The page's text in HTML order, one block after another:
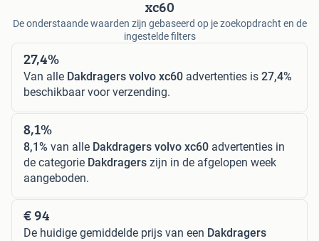
xc60
De onderstaande waarden zijn gebaseerd op je zoekopdracht en de
ingestelde filters
27,4%
Van alle Dakdragers volvo xc60 advertenties is 27,4%
beschikbaar voor verzending.
8,1%
8,1% van alle Dakdragers volvo xc60 advertenties in
de categorie Dakdragers zijn in de afgelopen week
aangeboden.
€ 94
De huidige gemiddelde prijs van een Dakdragers